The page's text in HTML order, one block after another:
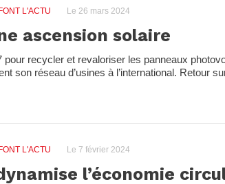
L'ACTU Le 26 mars 2024
ascension solaire
pour recycler et revaloriser les panneaux
son réseau d’usines à l’international. Retour
L'ACTU Le 7 février 2024
l’économie